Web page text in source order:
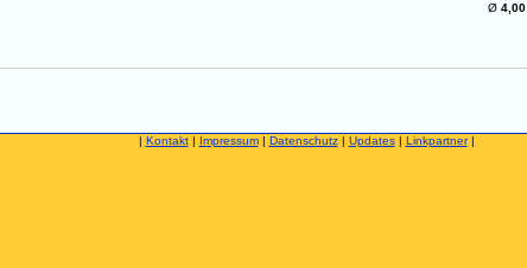
Ø 4,00
| Kontakt| Impressum| Datenschutz| Updates| Linkpartner|